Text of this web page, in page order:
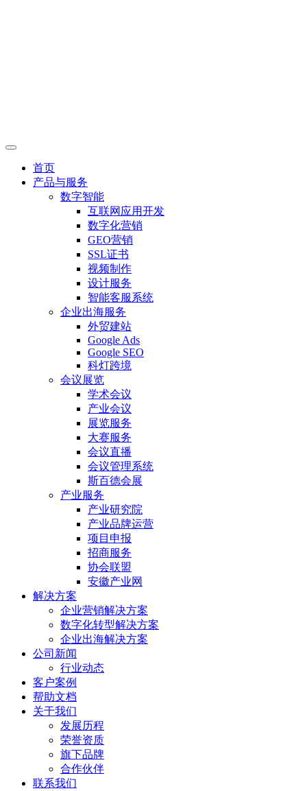
首页
产品与服务
数字智能
互联网应用开发
数字化营销
GEO营销
SSL证书
视频制作
设计服务
智能客服系统
企业出海服务
外贸建站
Google Ads
Google SEO
科灯跨境
会议展览
学术会议
产业会议
展览服务
大赛服务
会议直播
会议管理系统
斯百德会展
产业服务
产业研究院
产业品牌运营
项目申报
招商服务
协会联盟
安徽产业网
解决方案
企业营销解决方案
数字化转型解决方案
企业出海解决方案
公司新闻
行业动态
客户案例
帮助文档
关于我们
发展历程
荣誉资质
旗下品牌
合作伙伴
联系我们